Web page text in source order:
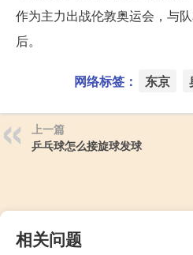
作为主力出战伦敦奥运会，与
后。
网络标签： 东京
上一篇
乒乓球怎么接旋球发球
相关问题